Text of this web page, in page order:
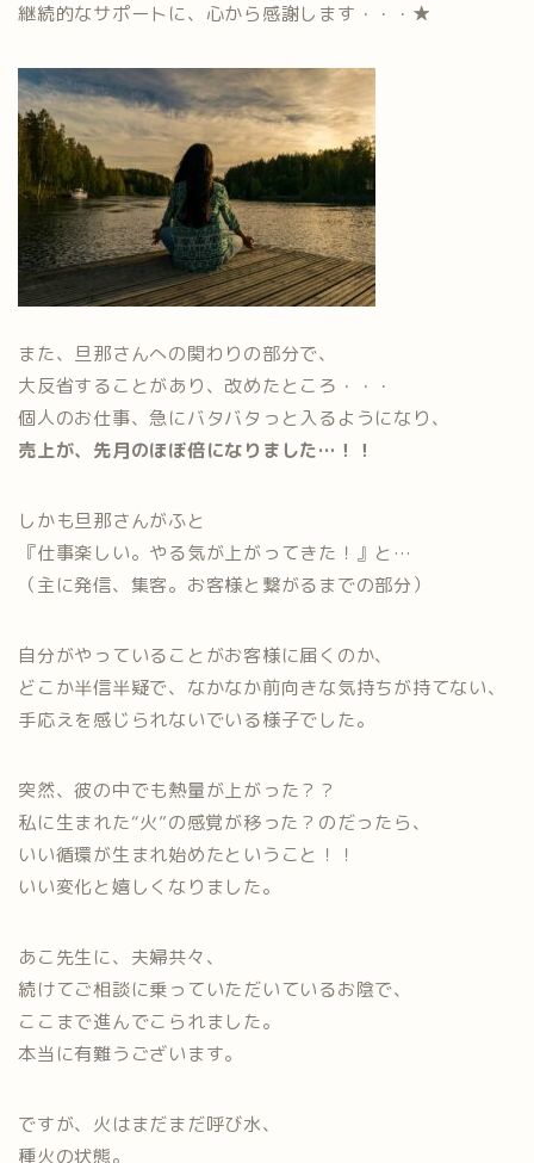
継続的なサポートに、心から感謝します・・・★
また、旦那さんへの関わりの部分で、
大反省することがあり、改めたところ・・・
個人のお仕事、急にバタバタっと入るようになり、
売上が、先月のほぼ倍になりました…！！
しかも旦那さんがふと
『仕事楽しい。やる気が上がってきた！』と…
（主に発信、集客。お客様と繋がるまでの部分）
自分がやっていることがお客様に届くのか、
どこか半信半疑で、なかなか前向きな気持ちが持てない、
手応えを感じられないでいる様子でした。
突然、彼の中でも熱量が上がった？？
私に生まれた“火”の感覚が移った？のだったら、
いい循環が生まれ始めたということ！！
いい変化と嬉しくなりました。
あこ先生に、夫婦共々、
続けてご相談に乗っていただいているお陰で、
ここまで進んでこられました。
本当に有難うございます。
ですが、火はまだまだ呼び水、
種火の状態。